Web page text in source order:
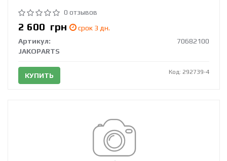
0 отзывов
2 600 грн
срок 3 дн.
Артикул:
70682100
JAKOPARTS
КУПИТЬ Код: 292739-4